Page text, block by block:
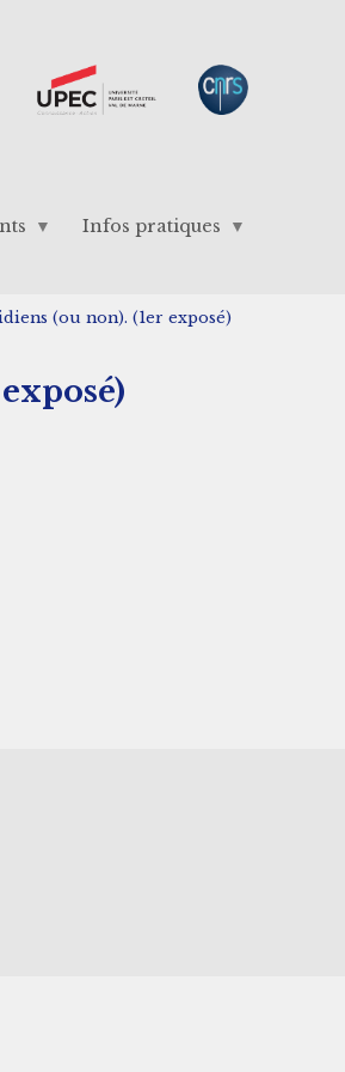
Infos pratiques
(ou non). (1er exposé)